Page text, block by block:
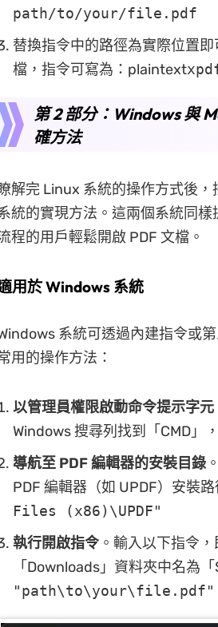
path/to/your/file.pdf
替換指令中的路徑為實際位置
檔，指令可寫為：plaintext
第 2 部分：Windows 與
確方法
解完 Linux 系統的操作方式後
統的實現方法。這兩個系統同
程的用戶輕鬆開啟 PDF 文檔。
用於 Windows 系統
系統可透過內建指令或
用的操作方法：
以管理員權限啟動命令提示字元
Windows 搜尋列找到「CMD」
導航至 PDF 編輯器的安裝目錄
PDF 編輯器（如 UPDF）安裝
Files (x86)\UPDF"
執行開啟指令。輸入以下指令
「Downloads」資料夾中名為
"path\to\your\file.pdf"